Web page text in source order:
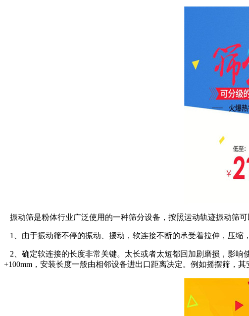
振动筛是粉体行业广泛使用的一种筛分设备，按照运动轨迹振动筛
1、由于振动筛不停的振动、摆动，软连接不断的承受着拉伸，压缩
2、确定软连接的长度非常关键。太长或者太短都回加剧磨损，影
+100mm，安装长度一般由相邻设备进出口距离决定。例如摇摆筛，其